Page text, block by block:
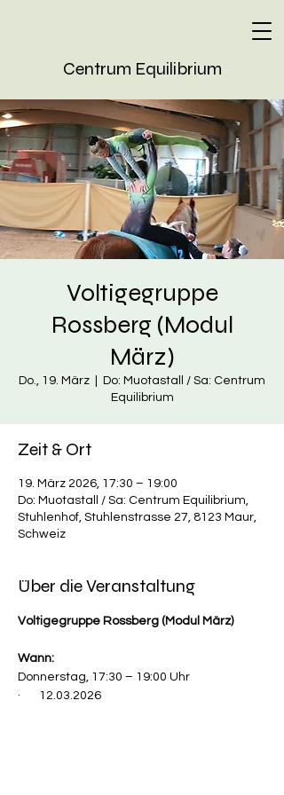
Centrum Equilibrium
Voltigegruppe
Rossberg (Modul
März)
Do., 19. März
Do: Muotastall / Sa: Centrum
Equilibrium
Zeit & Ort
19. März 2026, 17:30 – 19:00
Do: Muotastall / Sa: Centrum Equilibrium,
Stuhlenhof, Stuhlenstrasse 27, 8123 Maur,
Schweiz
Über die Veranstaltung
Voltigegruppe Rossberg (Modul März)
Wann:
Donnerstag, 17:30 – 19:00 Uhr
·       12.03.2026